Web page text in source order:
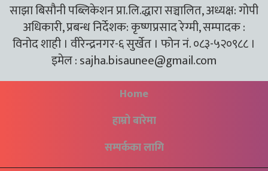
साझा बिसौनी पब्लिकेशन प्रा.लि.द्धारा सञ्चालित, अध्यक्ष: गोपी
अधिकारी, प्रबन्ध निर्देशक: कृष्णप्रसाद रेग्मी, सम्पादक :
विनोद शाही । वीरेन्द्रनगर-६ सुर्खेत । फोन नं. ०८३-५२०९८८ ।
इमेल :sajha.bisaunee@gmail.com
Home
हाम्रो बारेमा
सम्पर्कका लागि